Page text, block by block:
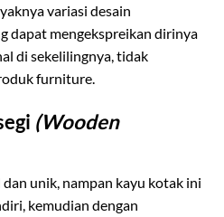
variasi desain
dapat mengekspreikan dirinya
di sekelilingnya, tidak
furniture.
(Wooden
unik, nampan kayu kotak ini
kemudian dengan